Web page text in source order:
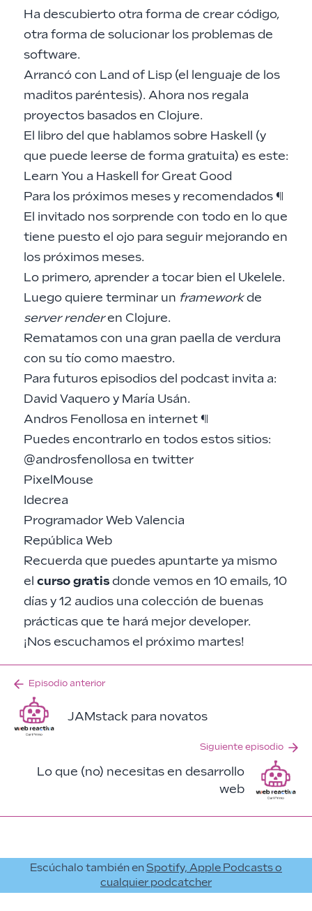
Ha descubierto otra forma de crear código,
otra forma de solucionar los problemas de
software.
Arrancó con Land of Lisp(el lenguaje de los
maditos paréntesis). Ahora nos regala
proyectos basados en Clojure.
El libro del que hablamos sobre Haskell (y
que puede leerse de forma gratuita) es este:
Learn You a Haskell for Great Good
Para los próximos meses y recomendados ¶
El invitado nos sorprende con todo en lo que
tiene puesto el ojo para seguir mejorando en
los próximos meses.
Lo primero, aprender a tocar bien el Ukelele.
Luego quiere terminar un frameworkde
server renderen Clojure.
Rematamos con una gran paella de verdura
con su tío como maestro.
Para futuros episodios del podcast invita a:
David Vaqueroy María Usán.
Andros Fenollosa en internet ¶
Puedes encontrarlo en todos estos sitios:
@androsfenollosa en twitter
PixelMouse
Idecrea
Programador Web Valencia
República Web
Recuerda que puedes apuntarte ya mismo
el curso gratisdonde vemos en 10 emails, 10
días y 12 audios una colección de buenas
prácticas que te hará mejor developer.
¡Nos escuchamos el próximo martes!
Episodio anterior
JAMstack para novatos
Siguiente episodio
Lo que (no) necesitas en desarrollo
web
Escúchalo también en Spotify, Apple Podcasts o
cualquier podcatcher